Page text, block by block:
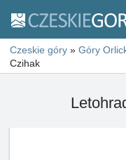
Czeskie góry » Góry
Czihak